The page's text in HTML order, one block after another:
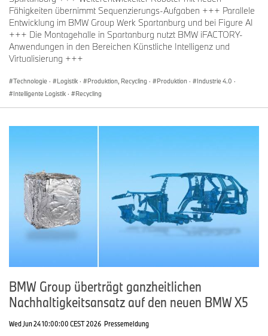
Fähigkeiten übernimmt Sequenzierungs-Aufgaben +++ Parallele
Entwicklung im BMW Group Werk Spartanburg und bei Figure AI
+++ Die Montagehalle in Spartanburg nutzt BMW iFACTORY-
Anwendungen in den Bereichen Künstliche Intelligenz und
Virtualisierung +++
Technologie · Logistik · Produktion, Recycling · Produktion · Industrie 4.0 ·
Intelligente Logistik · Recycling
BMW Group überträgt ganzheitlichen
Nachhaltigkeitsansatz auf den neuen BMW X5
Wed Jun 24 10:00:00 CEST 2026 Pressemeldung